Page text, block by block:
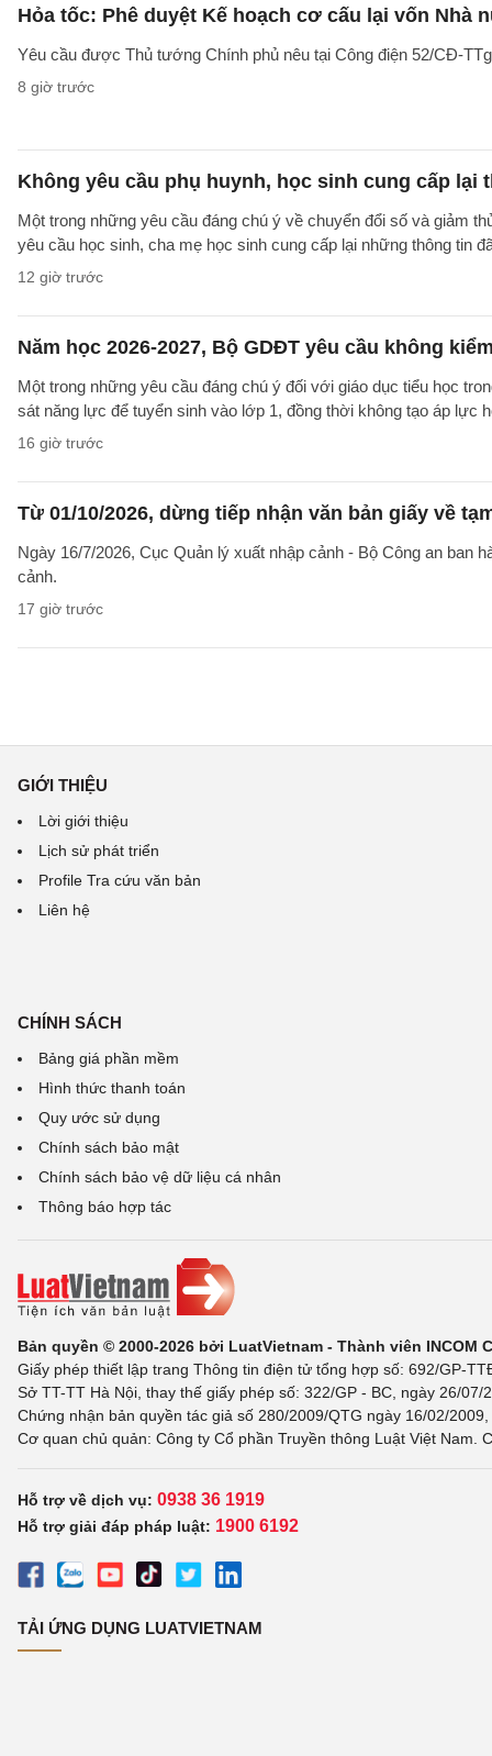
Hỏa tốc: Phê duyệt Kế hoạch cơ cấu lại vốn Nhà
Yêu cầu được Thủ tướng Chính phủ nêu tại Công điện 52/CĐ-
8 giờ trước
Không yêu cầu phụ huynh, học sinh cung cấp lại
Một trong những yêu cầu đáng chú ý về chuyển đổi số và giảm
yêu cầu học sinh, cha mẹ học sinh cung cấp lại những thông tin
12 giờ trước
Năm học 2026-2027, Bộ GDĐT yêu cầu không
Một trong những yêu cầu đáng chú ý đối với giáo dục tiểu học
sát năng lực để tuyển sinh vào lớp 1, đồng thời không tạo áp
16 giờ trước
Từ 01/10/2026, dừng tiếp nhận văn bản giấy về
Ngày 16/7/2026, Cục Quản lý xuất nhập cảnh - Bộ Công an ban
cảnh.
17 giờ trước
GIỚI THIỆU
Lời giới thiệu
Lịch sử phát triển
Profile Tra cứu văn bản
Liên hệ
CHÍNH SÁCH
Bảng giá phần mềm
Hình thức thanh toán
Quy ước sử dụng
Chính sách bảo mật
Chính sách bảo vệ dữ liệu cá nhân
Thông báo hợp tác
Bản quyền © 2000-2026 bởi LuatVietnam - Thành viên INCOM
Giấy phép thiết lập trang Thông tin điện tử tổng hợp số: 692/GP-
Sở TT-TT Hà Nội, thay thế giấy phép số: 322/GP - BC, ngày 26/
Chứng nhận bản quyền tác giả số 280/2009/QTG ngày 16/02/
Cơ quan chủ quản: Công ty Cổ phần Truyền thông Luật Việt Nam.
Hỗ trợ về dịch vụ: 0938 36 1919
Hỗ trợ giải đáp pháp luật: 1900 6192
TẢI ỨNG DỤNG LUATVIETNAM